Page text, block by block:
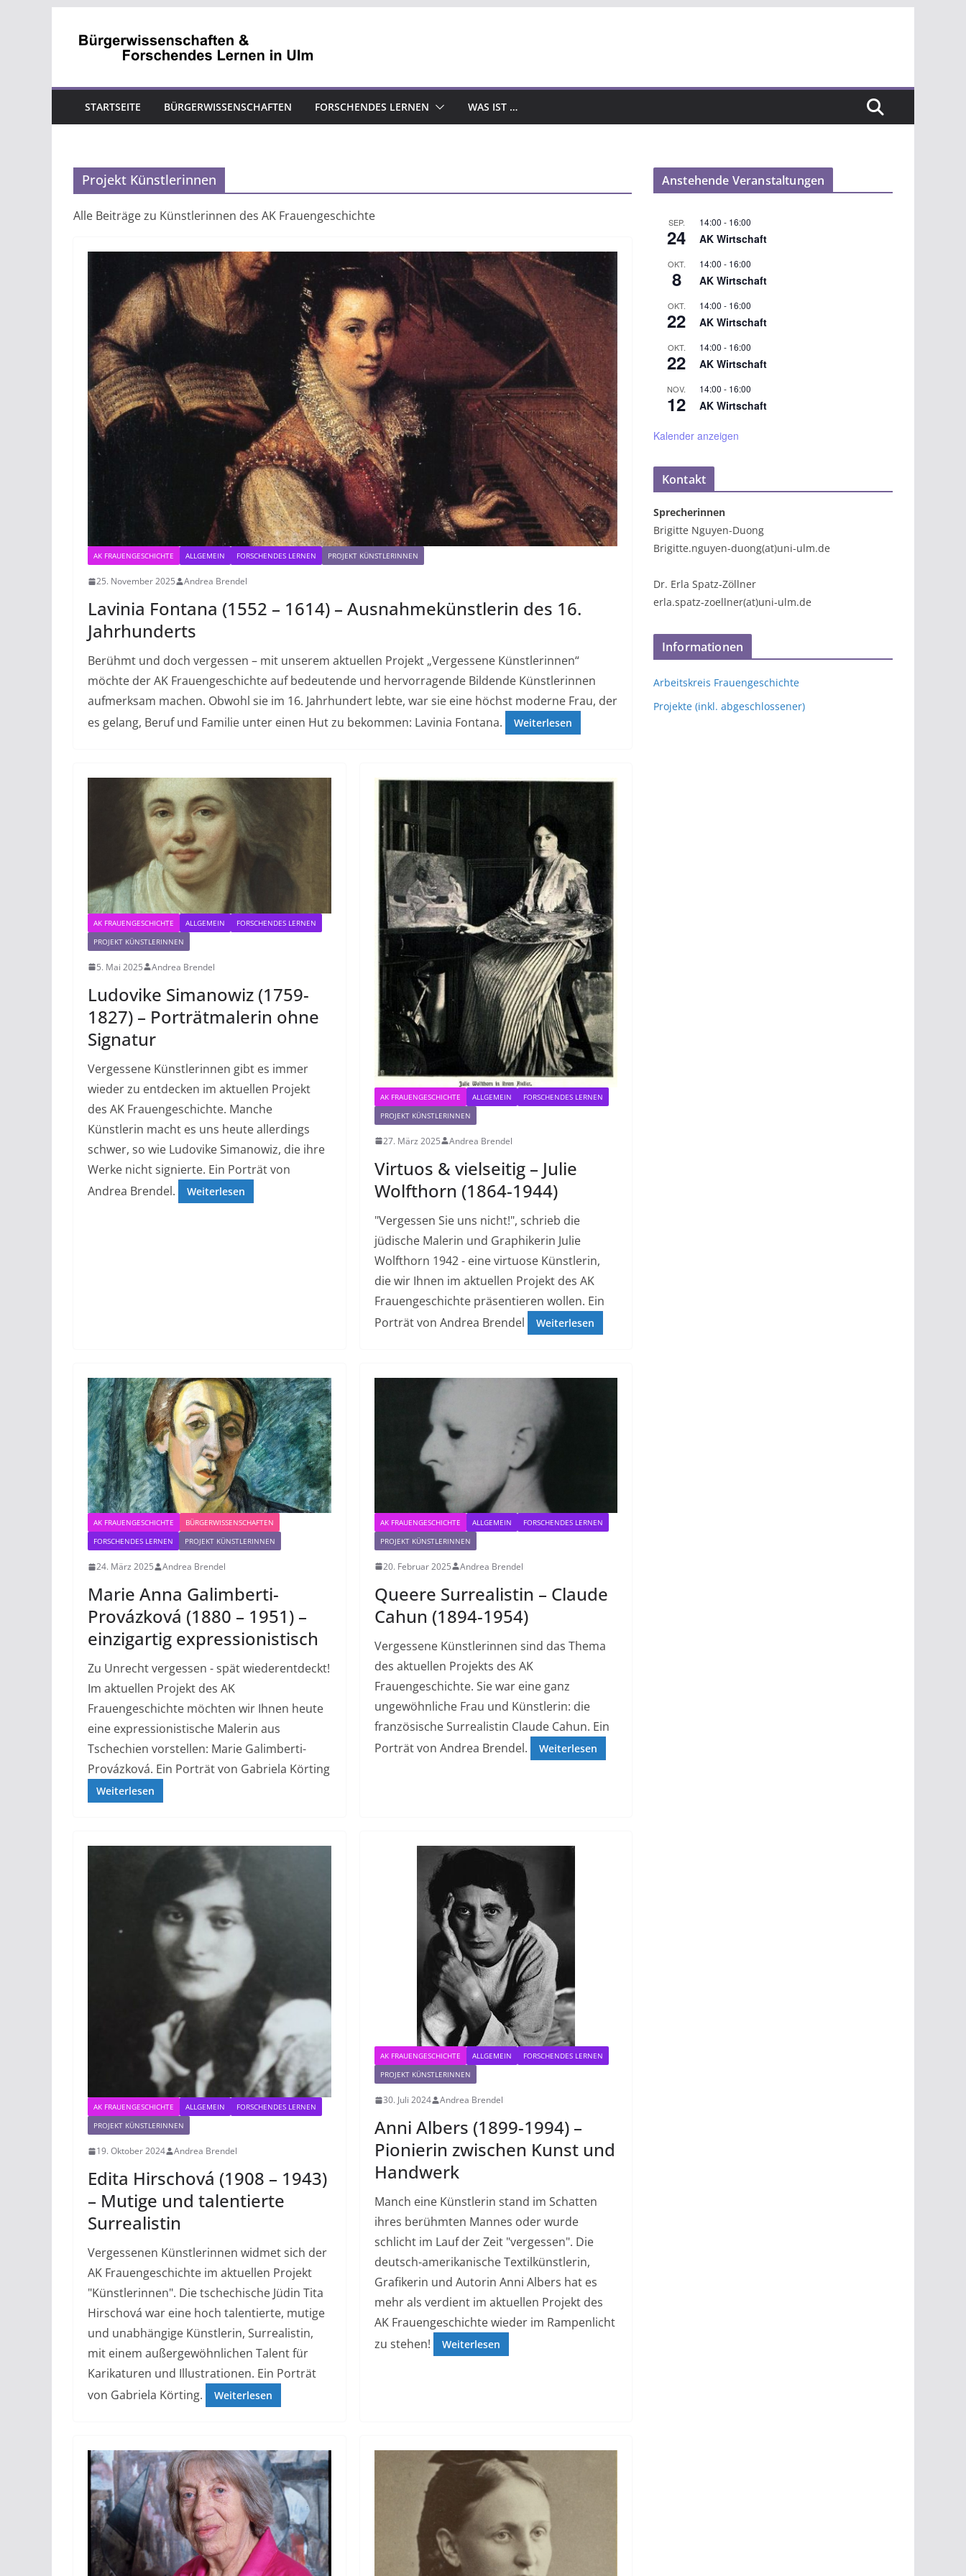
Inhalt
STARTSEITE BÜRGERWISSENSCHAFTEN FORSCHENDES LERNEN WAS IST …
Projekt Künstlerinnen
Alle Beiträge zu Künstlerinnen des AK Frauengeschichte
AK FRAUENGESCHICHTE ALLGEMEIN FORSCHENDES LERNEN PROJEKT KÜNSTLERINNEN
25. November 2025 Andrea Brendel
Lavinia Fontana (1552 – 1614) – Ausnahmekünstlerin des 16.
Jahrhunderts
Berühmt und doch vergessen – mit unserem aktuellen Projekt „Vergessene Künstlerinnen“
möchte der AK Frauengeschichte auf bedeutende und hervorragende Bildende Künstlerinnen
aufmerksam machen. Obwohl sie im 16. Jahrhundert lebte, war sie eine höchst moderne Frau, der
es gelang, Beruf und Familie unter einen Hut zu bekommen: Lavinia Fontana.
Weiterlesen
AK FRAUENGESCHICHTE ALLGEMEIN
FORSCHENDES LERNEN
PROJEKT KÜNSTLERINNEN
5. Mai 2025 Andrea Brendel
Ludovike Simanowiz (1759-
1827) – Porträtmalerin ohne
Signatur
Vergessene Künstlerinnen gibt es immer
wieder zu entdecken im aktuellen Projekt
des AK Frauengeschichte. Manche
Künstlerin macht es uns heute allerdings
schwer, so wie Ludovike Simanowiz, die ihre
Werke nicht signierte. Ein Porträt von
Andrea Brendel.
Weiterlesen
AK FRAUENGESCHICHTE ALLGEMEIN
FORSCHENDES LERNEN
PROJEKT KÜNSTLERINNEN
27. März 2025 Andrea Brendel
Virtuos & vielseitig – Julie
Wolfthorn (1864-1944)
"Vergessen Sie uns nicht!", schrieb die
jüdische Malerin und Graphikerin Julie
Wolfthorn 1942 - eine virtuose Künstlerin,
die wir Ihnen im aktuellen Projekt des AK
Frauengeschichte präsentieren wollen. Ein
Porträt von Andrea Brendel
Weiterlesen
AK FRAUENGESCHICHTE
BÜRGERWISSENSCHAFTEN
FORSCHENDES LERNEN
PROJEKT KÜNSTLERINNEN
24. März 2025 Andrea Brendel
Marie Anna Galimberti-
Provázková (1880 – 1951) –
einzigartig expressionistisch
Zu Unrecht vergessen - spät wiederentdeckt!
Im aktuellen Projekt des AK
Frauengeschichte möchten wir Ihnen heute
eine expressionistische Malerin aus
Tschechien vorstellen: Marie Galimberti-
Provázková. Ein Porträt von Gabriela Körting
Weiterlesen
AK FRAUENGESCHICHTE ALLGEMEIN
FORSCHENDES LERNEN
PROJEKT KÜNSTLERINNEN
20. Februar 2025 Andrea Brendel
Queere Surrealistin – Claude
Cahun (1894-1954)
Vergessene Künstlerinnen sind das Thema
des aktuellen Projekts des AK
Frauengeschichte. Sie war eine ganz
ungewöhnliche Frau und Künstlerin: die
französische Surrealistin Claude Cahun. Ein
Porträt von Andrea Brendel.
Weiterlesen
AK FRAUENGESCHICHTE ALLGEMEIN
FORSCHENDES LERNEN
PROJEKT KÜNSTLERINNEN
19. Oktober 2024 Andrea Brendel
Edita Hirschová (1908 – 1943)
– Mutige und talentierte
Surrealistin
Vergessenen Künstlerinnen widmet sich der
AK Frauengeschichte im aktuellen Projekt
"Künstlerinnen". Die tschechische Jüdin Tita
Hirschová war eine hoch talentierte, mutige
und unabhängige Künstlerin, Surrealistin,
mit einem außergewöhnlichen Talent für
Karikaturen und Illustrationen. Ein Porträt
von Gabriela Körting.
Weiterlesen
AK FRAUENGESCHICHTE ALLGEMEIN
FORSCHENDES LERNEN
PROJEKT KÜNSTLERINNEN
30. Juli 2024 Andrea Brendel
Anni Albers (1899-1994) –
Pionierin zwischen Kunst und
Handwerk
Manch eine Künstlerin stand im Schatten
ihres berühmten Mannes oder wurde
schlicht im Lauf der Zeit "vergessen". Die
deutsch-amerikanische Textilkünstlerin,
Grafikerin und Autorin Anni Albers hat es
mehr als verdient im aktuellen Projekt des
AK Frauengeschichte wieder im Rampenlicht
zu stehen!
Weiterlesen
Anstehende Veranstaltungen
SEP.
24
14:00 - 16:00
AK Wirtschaft
OKT.
8
14:00 - 16:00
AK Wirtschaft
OKT.
22
14:00 - 16:00
AK Wirtschaft
OKT.
22
14:00 - 16:00
AK Wirtschaft
NOV.
12
14:00 - 16:00
AK Wirtschaft
Kalender anzeigen
Kontakt
Sprecherinnen
Brigitte Nguyen-Duong
Brigitte.nguyen-duong(at)uni-ulm.de
Dr. Erla Spatz-Zöllner
erla.spatz-zoellner(at)uni-ulm.de
Informationen
Arbeitskreis Frauengeschichte
Projekte (inkl. abgeschlossener)